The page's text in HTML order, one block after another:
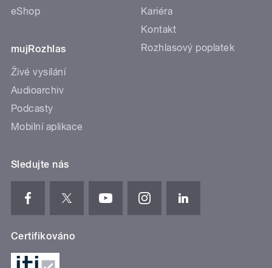
eShop
mujRozhlas
Živé vysílání
Audioarchiv
Podcasty
Mobilní aplikace
Kariéra
Kontakt
Rozhlasový poplatek
Sledujte nás
Certifikováno